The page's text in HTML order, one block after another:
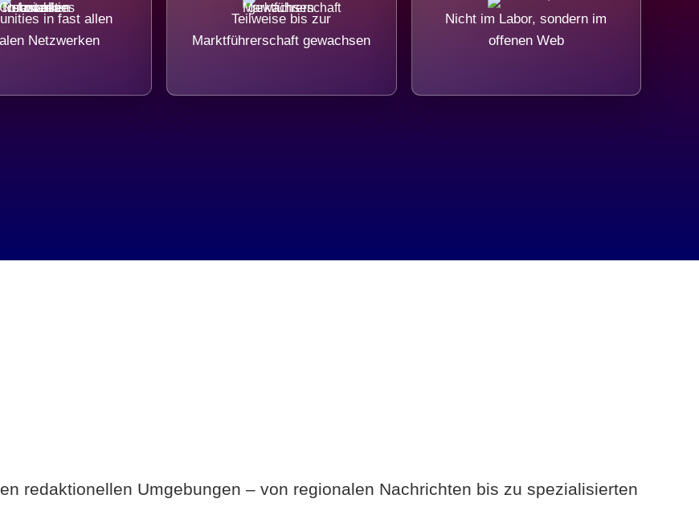
in fast allen
Netzwerken
Teilweise bis zur
Marktführerschaft gewachsen
Nicht im Labor, sondern im
offenen Web
redaktionellen Umgebungen – von regionalen Nachrichten bis zu spezialisierten